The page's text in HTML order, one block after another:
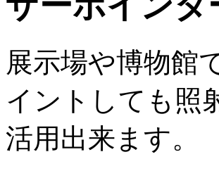
展示場や博物館
イントしても照
活用出来ます。